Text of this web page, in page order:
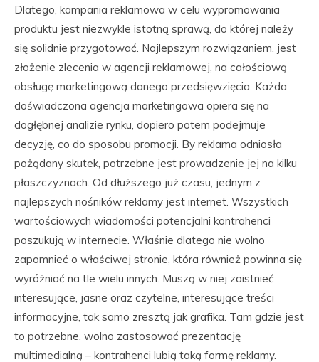
Dlatego, kampania reklamowa w celu wypromowania
produktu jest niezwykle istotną sprawą, do której należy
się solidnie przygotować. Najlepszym rozwiązaniem, jest
złożenie zlecenia w agencji reklamowej, na całościową
obsługę marketingową danego przedsięwzięcia. Każda
doświadczona agencja marketingowa opiera się na
dogłębnej analizie rynku, dopiero potem podejmuje
decyzję, co do sposobu promocji. By reklama odniosła
pożądany skutek, potrzebne jest prowadzenie jej na kilku
płaszczyznach. Od dłuższego już czasu, jednym z
najlepszych nośników reklamy jest internet. Wszystkich
wartościowych wiadomości potencjalni kontrahenci
poszukują w internecie. Właśnie dlatego nie wolno
zapomnieć o właściwej stronie, która również powinna się
wyróżniać na tle wielu innych. Muszą w niej zaistnieć
interesujące, jasne oraz czytelne, interesujące treści
informacyjne, tak samo zresztą jak grafika. Tam gdzie jest
to potrzebne, wolno zastosować prezentację
multimedialną – kontrahenci lubią taką formę reklamy.